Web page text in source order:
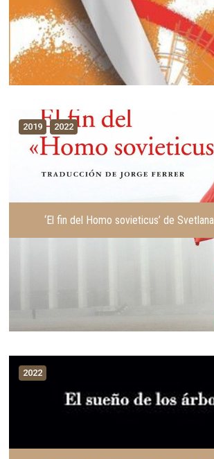
2019 2022
‘El fin del Homo sovieticus’ de
2022